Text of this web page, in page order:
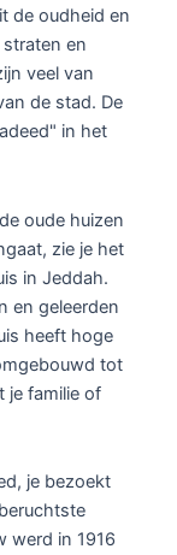
de oudheid en
en
veel van
de stad. De
in het
oude huizen
zie je het
in Jeddah.
en geleerden
heeft hoge
tot
je familie of
je bezoekt
werd in 1916